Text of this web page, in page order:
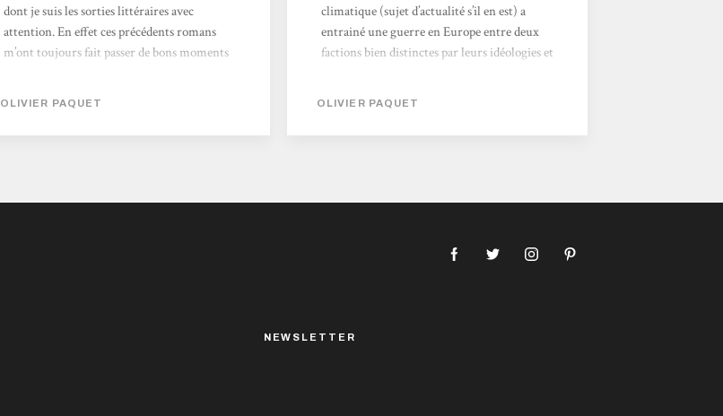
dont je suis les sorties littéraires avec
attention. En effet ces précédents romans
m’ont toujours fait passer de bons moments
surprise que, quand son dernier roman a été
publié, ait rejoint rapidement ma PAL avec
OLIVIER PAQUET
climatique (sujet d’actualité s’il en est) a
entrainé une guerre en Europe entre deux
factions bien distinctes par leurs idéologies et
ressemblant trait pour trait à des animaux
alors que la Coop a transformé des plantes en
OLIVIER PAQUET
NEWSLETTER